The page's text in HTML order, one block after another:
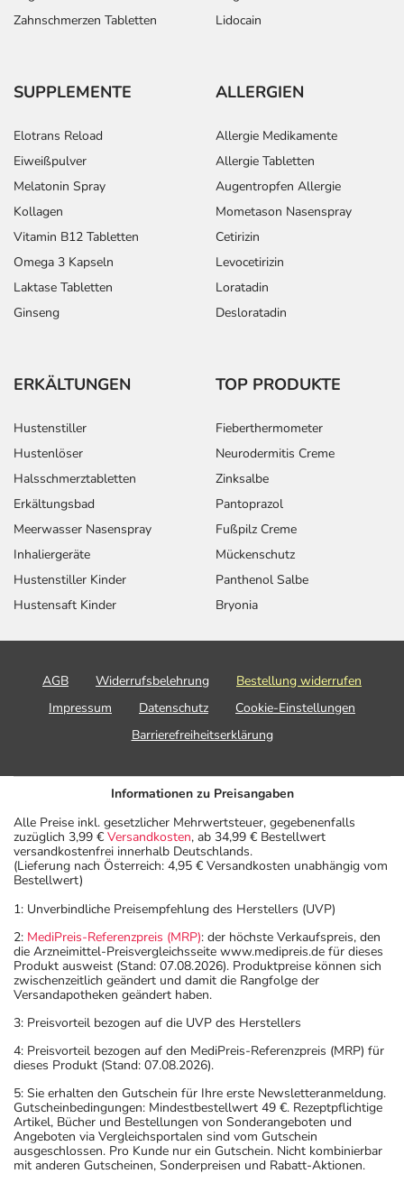
Zahnschmerzen Tabletten
Lidocain
SUPPLEMENTE
Elotrans Reload
Eiweißpulver
Melatonin Spray
Kollagen
Vitamin B12 Tabletten
Omega 3 Kapseln
Laktase Tabletten
Ginseng
ALLERGIEN
Allergie Medikamente
Allergie Tabletten
Augentropfen Allergie
Mometason Nasenspray
Cetirizin
Levocetirizin
Loratadin
Desloratadin
ERKÄLTUNGEN
Hustenstiller
Hustenlöser
Halsschmerztabletten
Erkältungsbad
Meerwasser Nasenspray
Inhaliergeräte
Hustenstiller Kinder
Hustensaft Kinder
TOP PRODUKTE
Fieberthermometer
Neurodermitis Creme
Zinksalbe
Pantoprazol
Fußpilz Creme
Mückenschutz
Panthenol Salbe
Bryonia
AGB Widerrufsbelehrung
Bestellung widerrufen
Impressum
Datenschutz
Cookie-Einstellungen
Barrierefreiheitserklärung
Informationen zu Preisangaben
Alle Preise inkl. gesetzlicher Mehrwertsteuer, gegebenenfalls
zuzüglich 3,99 € Versandkosten, ab 34,99 € Bestellwert
versandkostenfrei innerhalb Deutschlands.
(Lieferung nach Österreich: 4,95 € Versandkosten unabhängig vom
Bestellwert)
1: Unverbindliche Preisempfehlung des Herstellers (UVP)
2: MediPreis-Referenzpreis (MRP): der höchste Verkaufspreis, den
die Arzneimittel-Preisvergleichsseite www.medipreis.de für dieses
Produkt ausweist (Stand: 07.08.2026). Produktpreise können sich
zwischenzeitlich geändert und damit die Rangfolge der
Versandapotheken geändert haben.
3: Preisvorteil bezogen auf die UVP des Herstellers
4: Preisvorteil bezogen auf den MediPreis-Referenzpreis (MRP) für
dieses Produkt (Stand: 07.08.2026).
5: Sie erhalten den Gutschein für Ihre erste Newsletteranmeldung.
Gutscheinbedingungen: Mindestbestellwert 49 €. Rezeptpflichtige
Artikel, Bücher und Bestellungen von Sonderangeboten und
Angeboten via Vergleichsportalen sind vom Gutschein
ausgeschlossen. Pro Kunde nur ein Gutschein. Nicht kombinierbar
mit anderen Gutscheinen, Sonderpreisen und Rabatt-Aktionen.